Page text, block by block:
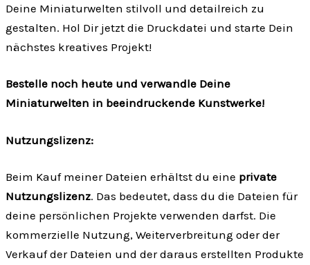
Deine Miniaturwelten stilvoll und detailreich zu
gestalten. Hol Dir jetzt die Druckdatei und starte Dein
nächstes kreatives Projekt!
Bestelle noch heute und verwandle Deine
Miniaturwelten in beeindruckende Kunstwerke!
Nutzungslizenz:
Beim Kauf meiner Dateien erhältst du eine private
Nutzungslizenz. Das bedeutet, dass du die Dateien für
deine persönlichen Projekte verwenden darfst. Die
kommerzielle Nutzung, Weiterverbreitung oder der
Verkauf der Dateien und der daraus erstellten Produkte